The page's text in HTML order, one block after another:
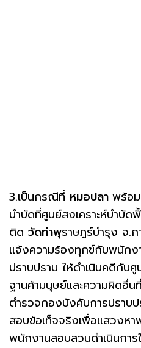
3.เป็นกรณีที่ หมอปลา พร้อม
บำบัดที่ศูนย์สงเคราะห์บำบั
ติด วัดท่าพุราษฎร์บำรุง จ.
แจ้งความร้องทุกข์กับพนัก
ปราบปราม ให้ดำเนินคดีกับ
ฐานค้ามนุษย์และความผิดอื่น
ตำรวจกองบังคับการปราบ
สอบข้อเท็จจริงเพื่อแสวงห
พนักงานสอบสวนดำเนินกา